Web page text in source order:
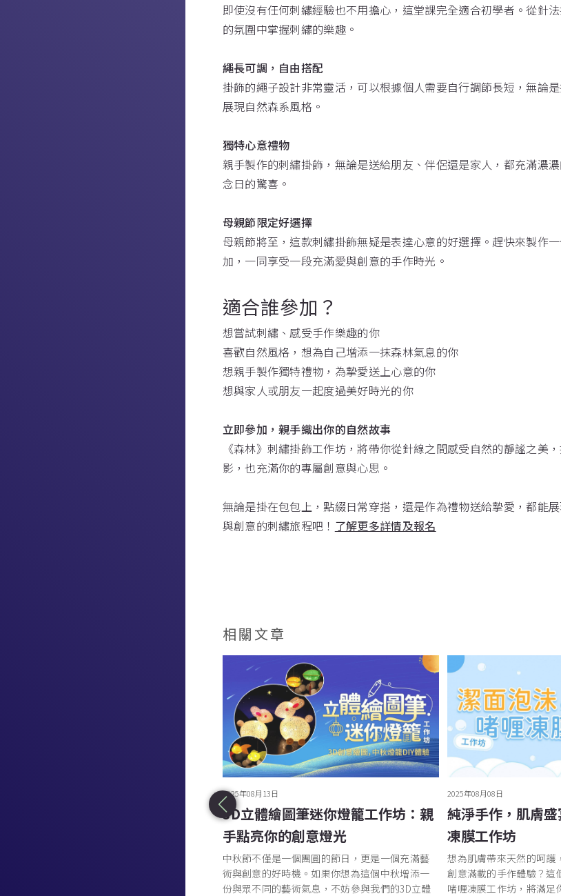
即使沒有任何刺繡經驗也不用擔心，這堂課完全適合初學者。從針
的氛圍中掌握刺繡的樂趣。
繩長可調，自由搭配
掛飾的繩子設計非常靈活，可以根據個人需要自行調節長短，無論
展現自然森系風格。
獨特心意禮物
親手製作的刺繡掛飾，無論是送給朋友、伴侶還是家人，都充滿濃
念日的驚喜。
母親節限定好選擇
母親節將至，這款刺繡掛飾無疑是表達心意的好選擇。趕快來製作
加，一同享受一段充滿愛與創意的手作時光。
適合誰參加？
想嘗試刺繡、感受手作樂趣的你
喜歡自然風格，想為自己增添一抹森林氣息的你
想親手製作獨特禮物，為摯愛送上心意的你
想與家人或朋友一起度過美好時光的你
立即參加，親手織出你的自然故事
《森林》刺繡掛飾工作坊，將帶你從針線之間感受自然的靜謐之
影，也充滿你的專屬創意與心思。
無論是掛在包包上，點綴日常穿搭，還是作為禮物送給摯愛，都能
與創意的刺繡旅程吧！ 了解更多詳情及報名
相關文章
2025年08月13日
3D立體繪圖筆迷你燈籠工作坊：親
手點亮你的創意燈光
中秋節不僅是一個團圓的節日，更是一個充滿藝
術與創意的好時機。如果你想為這個中秋增添一
份與眾不同的藝術氣息，不妨參與我們的3D立體
2025年08月08日
純淨手作，肌膚
凍膜工作坊
想為肌膚帶來天然的呵護
創意滿載的手作體驗？這
啫喱凍膜工作坊，將滿足